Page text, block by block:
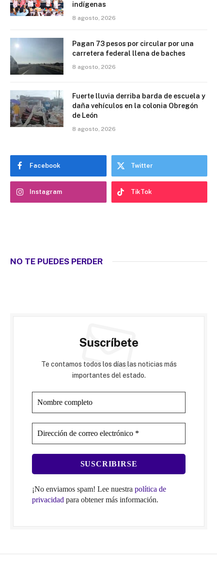
indígenas
8 agosto, 2026
Pagan 73 pesos por circular por una
carretera federal llena de baches
8 agosto, 2026
Fuerte lluvia derriba barda de escuela y
daña vehículos en la colonia Obregón
de León
8 agosto, 2026
Facebook Twitter
Instagram TikTok
NO TE PUEDES PERDER
Suscríbete
Te contamos todos los días las noticias más
importantes del estado.
¡No enviamos spam! Lee nuestra política de
privacidad para obtener más información.